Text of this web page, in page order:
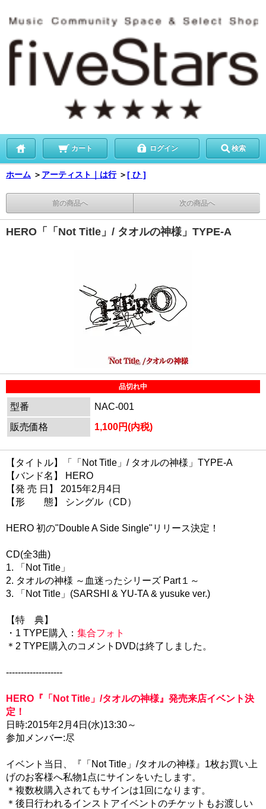
カート ログイン 検索
ホーム ＞ アーティスト｜は行 ＞[ ひ ]
前の商品へ 次の商品へ
HERO「「Not Title」/ タオルの神様」TYPE-A
品切れ中
型番
NAC-001
販売価格
1,100円(内税)
【タイトル】「「Not Title」/ タオルの神様」TYPE-A
【バンド名】 HERO
【発 売 日】 2015年2月4日
【形 態】 シングル（CD）
HERO 初の"Double A Side Single"リリース決定！
CD(全3曲)
1. 「Not Title」
2. タオルの神様 ～血迷ったシリーズ Part１～
3. 「Not Title」(SARSHI & YU-TA & yusuke ver.)
【特 典】
・1 TYPE購入： 集合フォト
＊2 TYPE購入のコメントDVDは終了しました。
-------------------
HERO『「Not Title」/タオルの神様』発売来店イベント決
定！
日時:2015年2月4日(水)13:30～
参加メンバー:尽
イベント当日、『「Not Title」/タオルの神様』1枚お買い上
げのお客様へ私物1点にサインをいたします。
＊複数枚購入されてもサインは1回になります。
＊後日行われるインストアイベントのチケットもお渡しい